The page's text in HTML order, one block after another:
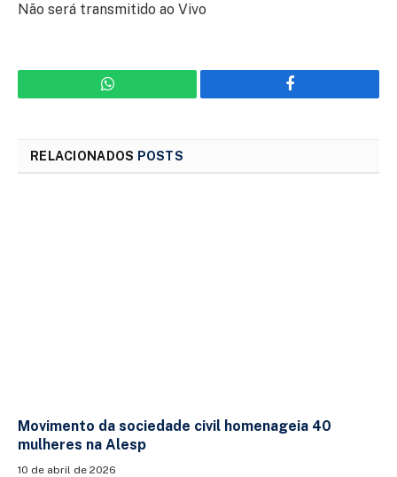
Não será transmitido ao Vivo
WhatsApp Facebook
RELACIONADOS POSTS
Movimento da sociedade civil homenageia 40
mulheres na Alesp
10 de abril de 2026